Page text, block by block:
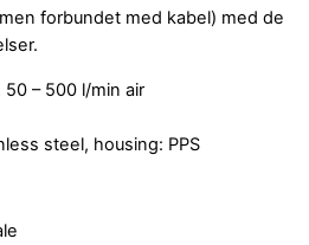
forbundet med kabel) med de
50 – 500 l/min air
steel, housing: PPS